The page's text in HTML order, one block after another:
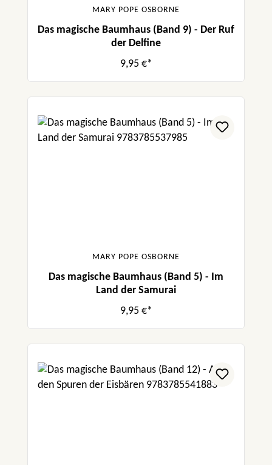
MARY POPE OSBORNE
Das magische Baumhaus (Band 9) - Der Ruf
der Delfine
9,95 €*
MARY POPE OSBORNE
Das magische Baumhaus (Band 5) - Im
Land der Samurai
9,95 €*